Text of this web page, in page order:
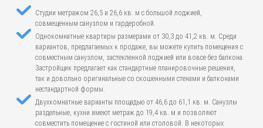
Студии метражом 26,5 и 26,6 кв. м с большой лоджией,
совмещенным санузлом и гардеробной.
Однокомнатные квартиры размерами от 30,3 до 41,2 кв. м. Среди
вариантов, предлагаемых к продаже, вы можете купить помещения с
совместным санузлом, застекленной лоджией или вовсе без балкона.
Застройщик предлагает как стандартные планировочные решения,
так и довольно оригинальные со скошенными стенами и балконами
нестандартной формы.
Двухкомнатные варианты площадью от 46,6 до 61,1 кв. м. Санузлы
раздельные, кухни имеют метраж до 19,4 кв. м и позволяют
совместить помещение с гостиной или столовой. В некоторых